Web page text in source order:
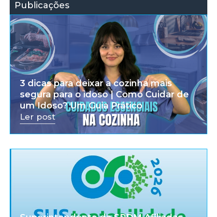
Publicações
3 dicas para deixar a cozinha mais
segura para o idoso | Como Cuidar de
um Idoso? Um Guia Prático
Ler post